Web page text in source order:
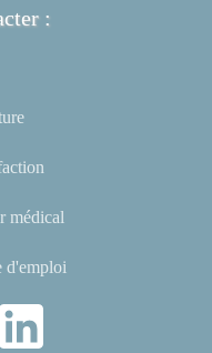
:
médical
d'emploi